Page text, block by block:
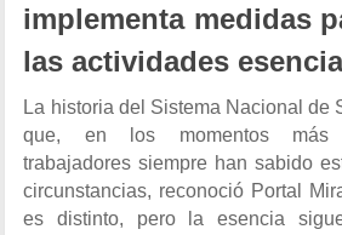
implementa medidas
las actividades
La historia del Sistema Nacional de
que, en los momentos más
trabajadores siempre han sabido
circunstancias, reconoció Portal
es distinto, pero la esencia